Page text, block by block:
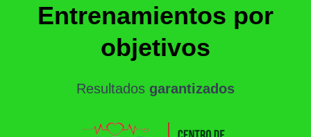
Entrenamientos por
objetivos
Resultados garantizados